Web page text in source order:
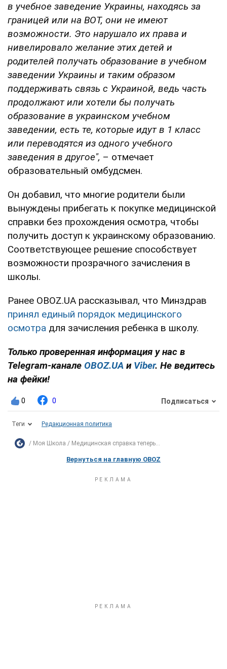
в учебное заведение Украины, находясь за
границей или на ВОТ, они не имеют
возможности. Это нарушало их права и
нивелировало желание этих детей и
родителей получать образование в учебном
заведении Украины и таким образом
поддерживать связь с Украиной, ведь часть
продолжают или хотели бы получать
образование в украинском учебном
заведении, есть те, которые идут в 1 класс
или переводятся из одного учебного
заведения в другое", – отмечает
образовательный омбудсмен.
Он добавил, что многие родители были
вынуждены прибегать к покупке медицинской
справки без прохождения осмотра, чтобы
получить доступ к украинскому образованию.
Соответствующее решение способствует
возможности прозрачного зачисления в
школы.
Ранее OBOZ.UA рассказывал, что Минздрав
принял единый порядок медицинского
осмотра для зачисления ребенка в школу.
Только проверенная информация у нас в
Telegram-канале OBOZ.UA и Viber. Не ведитесь
на фейки!
0 0 Подписаться
Теги Редакционная политика
Моя Школа Медицинская справка теперь...
Вернуться на главную OBOZ